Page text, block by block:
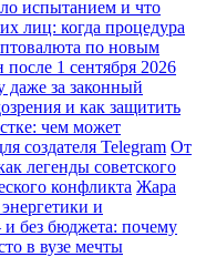
испытанием и что
лиц: когда процедура
по новым
1 сентября 2026
даже за законный
и как защитить
чем может
создателя Telegram От
легенды советского
конфликта Жара
и
без бюджета: почему
в вузе мечты